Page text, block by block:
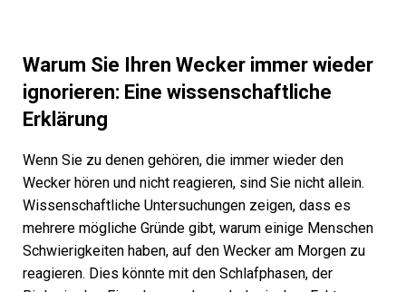
Warum Sie Ihren Wecker immer wieder
ignorieren: Eine wissenschaftliche
Erklärung
Wenn Sie zu denen gehören, die immer wieder den
Wecker hören und nicht reagieren, sind Sie nicht allein.
Wissenschaftliche Untersuchungen zeigen, dass es
mehrere mögliche Gründe gibt, warum einige Menschen
Schwierigkeiten haben, auf den Wecker am Morgen zu
reagieren. Dies könnte mit den Schlafphasen, der